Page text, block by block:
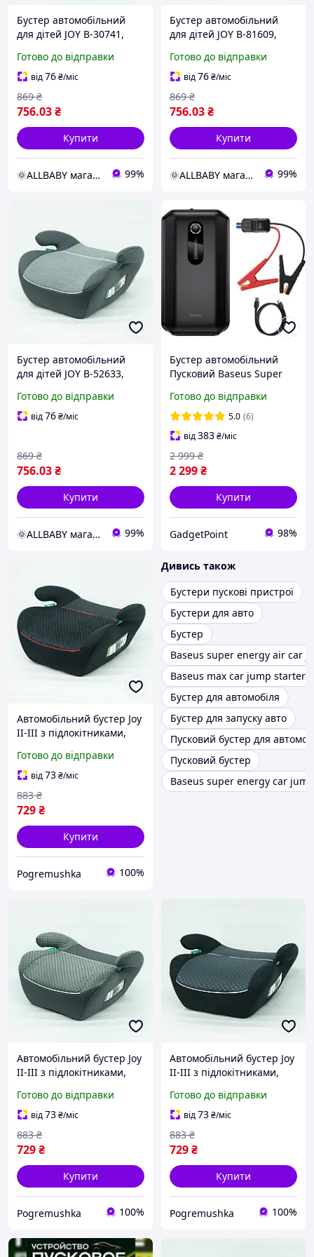
Бустер автомобільний
для дітей JOY B-30741,
36 кг
Готово до відправки
від76₴/міс
756.03₴
869 ₴
Купити
🌞ALLBABY магазин товарів для дітей 99%
Бустер автомобільний
для дітей JOY B-81609,
36 кг
Готово до відправки
від76₴/міс
756.03₴
869 ₴
Купити
🌞ALLBABY магазин товарів для дітей 99%
Бустер автомобільний
для дітей JOY B-52633,
36 кг
Готово до відправки
від76₴/міс
756.03₴
869 ₴
Купити
🌞ALLBABY магазин товарів для дітей 99%
Бустер автомобільний
Пусковий Baseus Super
10000mAh Black
(CGNL020101)
Готово до відправки
5.0 (6)
від383₴/міс
2 299₴
2 999 ₴
Купити
GadgetPoint 98%
Автомобільний бустер Joy
II-III з підлокітниками,
Готово до відправки
від73₴/міс
729₴
883 ₴
Купити
Pogremushka 100%
Дивись також
Бустери пускові пристрої
Бустери для авто
Бустер
Baseus super energy air car
Baseus max car jump starter
Бустер для автомобіля
Бустер для запуску авто
Пусковий бустер для
Пусковий бустер
Baseus super energy car
Автомобільний бустер Joy
II-III з підлокітниками,
Готово до відправки
від73₴/міс
729₴
883 ₴
Купити
Pogremushka 100%
Автомобільний бустер Joy
II-III з підлокітниками,
Готово до відправки
від73₴/міс
729₴
883 ₴
Купити
Pogremushka 100%